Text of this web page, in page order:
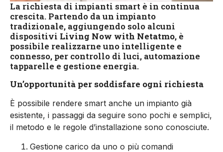
La richiesta di impianti smart è in continua
crescita. Partendo da un impianto
tradizionale, aggiungendo solo alcuni
dispositivi Living Now with Netatmo, è
possibile realizzarne uno intelligente e
connesso, per controllo di luci, automazione
tapparelle e gestione energia.
Un’opportunità per soddisfare ogni richiesta
È possibile rendere smart anche un impianto già
esistente, i passaggi da seguire sono pochi e semplici,
il metodo e le regole d’installazione sono conosciute.
Gestione carico da uno o più comandi